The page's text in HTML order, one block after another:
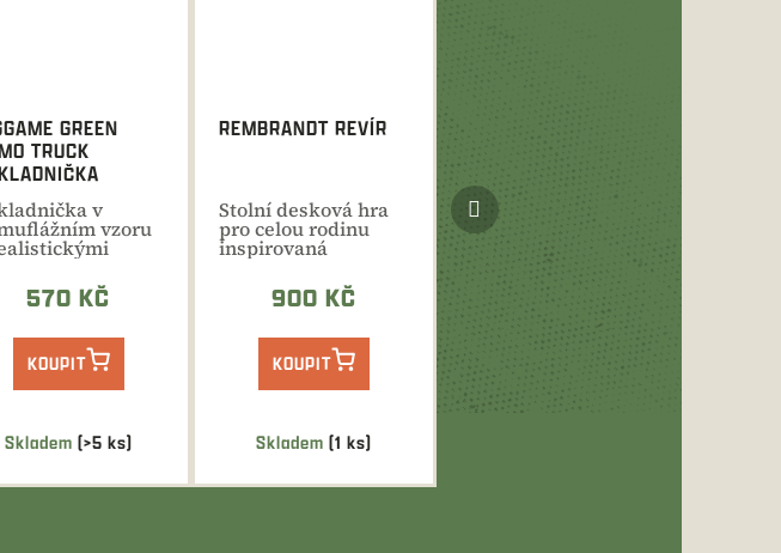
Skladem (>5 ks)
GREEN
TRUCK
v
vzoru
570 KČ
KOUPIT
Skladem (1 ks)
REMBRANDT REVÍR
Stolní desková hra
pro celou rodinu
inspirovaná
myslivostí.
900 KČ
KOUPIT
Další
produkt